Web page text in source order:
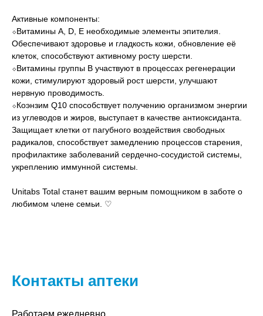
Активные компоненты:
⬦Витамины А, D, E необходимые элементы эпителия.
Обеспечивают здоровье и гладкость кожи, обновление её
клеток, способствуют активному росту шерсти.
⬦Витамины группы В участвуют в процессах регенерации
кожи, стимулируют здоровый рост шерсти, улучшают
нервную проводимость.
⬦Коэнзим Q10 способствует получению организмом энергии
из углеводов и жиров, выступает в качестве антиоксиданта.
Защищает клетки от пагубного воздействия свободных
радикалов, способствует замедлению процессов старения,
профилактике заболеваний сердечно-сосудистой системы,
укреплению иммунной системы.
Unitabs Total станет вашим верным помощником в заботе о
любимом члене семьи. ♡
Контакты аптеки